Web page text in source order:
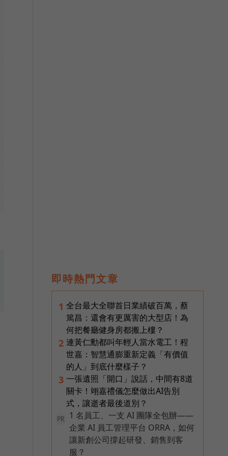
即時熱門文章
1 全台最大全聯首日業績破百萬，蔡
篤昌：還會有更厲害的大型店！為
何把餐廳健身房都搬上樓？
2 連黃仁勳都叫年輕人當水電工！程
世嘉：智慧通膨重新定義「有價值
的人」到底什麼樣子？
3 一張遺照「開口」說話，中間有8道
關卡！翊嘉禮儀怎麼做出AI告別
式，讓逝者最後道別？
PR
1 名員工、一支 AI 團隊全包辦——
企業 AI 員工管理平台 ORRA，如何
讓新創公司撐起研發、銷售到客
服？